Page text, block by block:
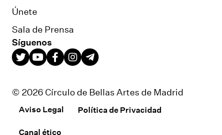
Únete
Sala de Prensa
Síguenos
© 2026 Círculo de Bellas Artes de Madrid
Aviso Legal Política de Privacidad
Canal ético